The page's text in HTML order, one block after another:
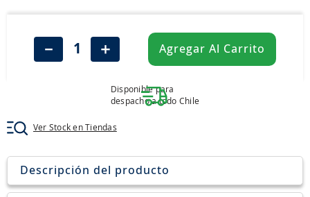
＋
－ Agregar Al Carrito
Disponible para
despacho a todo Chile
Ver Stock en Tiendas
Descripción del producto
255